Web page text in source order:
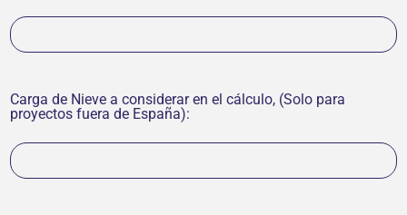
Carga de Nieve a considerar en el cálculo, (Solo para
proyectos fuera de España):